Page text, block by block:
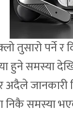
तुसारो पर्ने र
हुने समस्या
अदैले जानकारी
समस्या